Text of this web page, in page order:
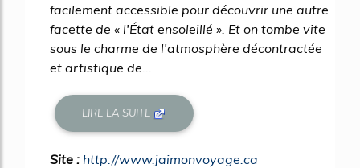
facilement accessible pour découvrir une autre
facette de « l'État ensoleillé ». Et on tombe vite
sous le charme de l'atmosphère décontractée
et artistique de...
LIRE LA SUITE
Site : http://www.jaimonvoyage.ca